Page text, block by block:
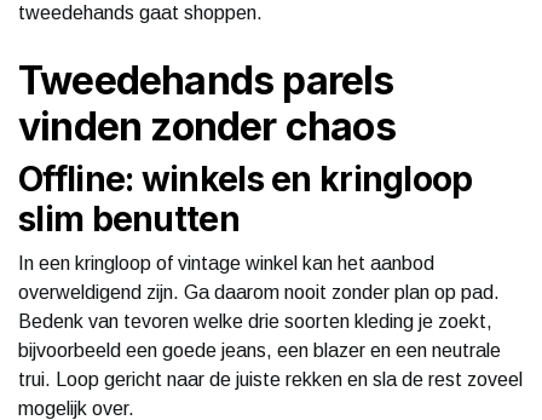
tweedehands gaat shoppen.
Tweedehands parels
vinden zonder chaos
Offline: winkels en kringloop
slim benutten
In een kringloop of vintage winkel kan het aanbod
overweldigend zijn. Ga daarom nooit zonder plan op pad.
Bedenk van tevoren welke drie soorten kleding je zoekt,
bijvoorbeeld een goede jeans, een blazer en een neutrale
trui. Loop gericht naar de juiste rekken en sla de rest zoveel
mogelijk over.